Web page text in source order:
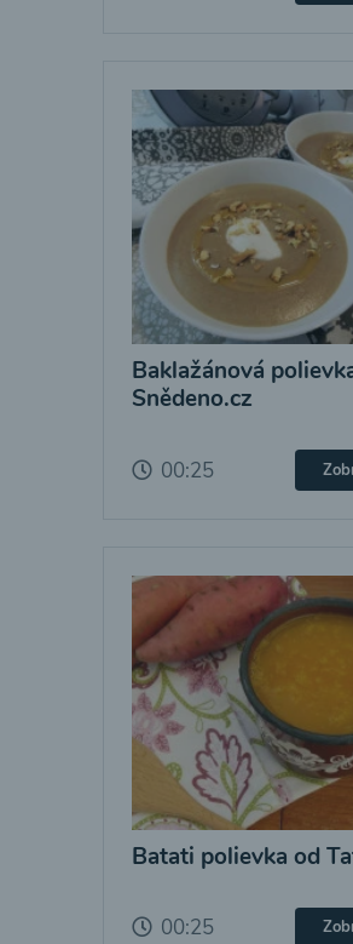
Baklažánová
Snědeno.cz
00:25
Batati polievka od
00:25